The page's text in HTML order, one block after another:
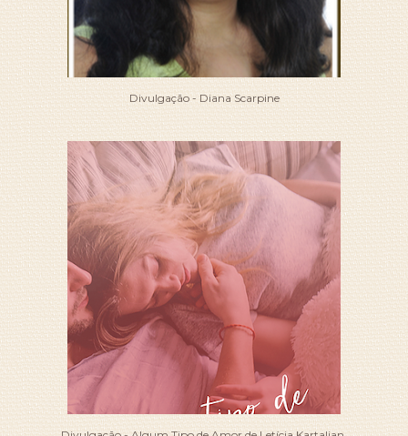
Divulgação - Diana Scarpine